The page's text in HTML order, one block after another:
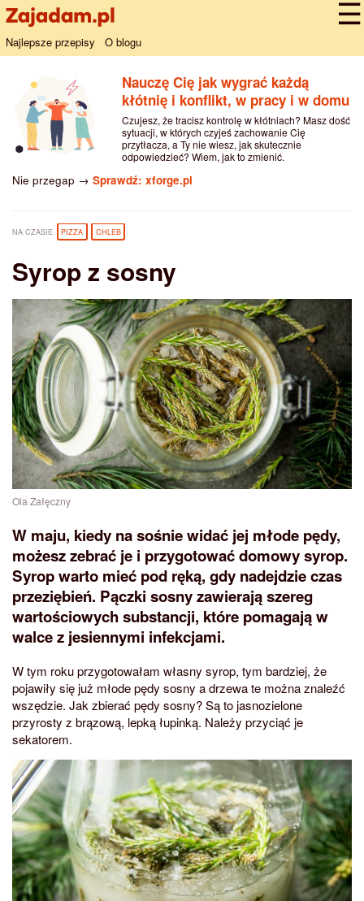
Najlepsze przepisy O blogu
Nauczę Cię jak wygrać każdą
kłótnię i konflikt, w pracy i w domu
Czujesz, że tracisz kontrolę w kłótniach? Masz dość
sytuacji, w których czyjeś zachowanie Cię
przytłacza, a Ty nie wiesz, jak skutecznie
odpowiedzieć? Wiem, jak to zmienić.
Nie przegap → Sprawdź: xforge.pl
NA CZASIE PIZZA CHLEB
Syrop z sosny
Ola Załęczny
W maju, kiedy na sośnie widać jej młode pędy,
możesz zebrać je i przygotować domowy syrop.
Syrop warto mieć pod ręką, gdy nadejdzie czas
przeziębień. Pączki sosny zawierają szereg
wartościowych substancji, które pomagają w
walce z jesiennymi infekcjami.
W tym roku przygotowałam własny syrop, tym bardziej, że
pojawiły się już młode pędy sosny a drzewa te można znaleźć
wszędzie. Jak zbierać pędy sosny? Są to jasnozielone
przyrosty z brązową, lepką łupinką. Należy przyciąć je
sekatorem.